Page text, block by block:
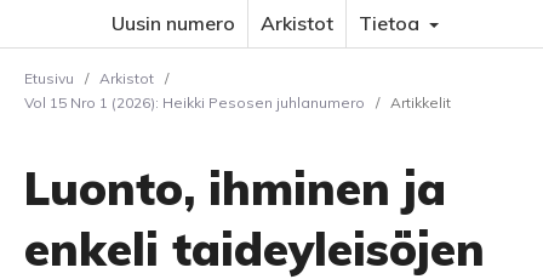
Uusin numero Arkistot Tietoa
Etusivu / Arkistot /
Vol 15 Nro 1 (2026): Heikki Pesosen juhlanumero
/ Artikkelit
Luonto, ihminen ja
enkeli taideyleisöjen